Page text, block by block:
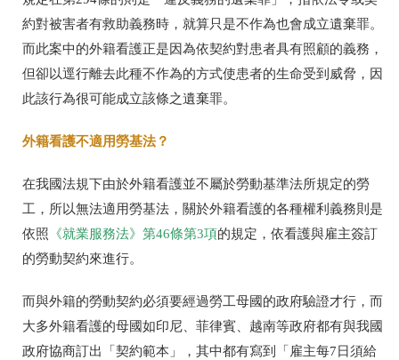
約對被害者有救助義務時，就算只是不作為也會成立遺棄罪。
而此案中的外籍看護正是因為依契約對患者具有照顧的義務，
但卻以逕行離去此種不作為的方式使患者的生命受到威脅，因
此該行為很可能成立該條之遺棄罪。
外籍看護不適用勞基法？
在我國法規下由於外籍看護並不屬於勞動基準法所規定的勞
工，所以無法適用勞基法，關於外籍看護的各種權利義務則是
依照 《就業服務法》第46條第3項的規定，依看護與雇主簽訂
的勞動契約來進行。
而與外籍的勞動契約必須要經過勞工母國的政府驗證才行，而
大多外籍看護的母國如印尼、菲律賓、越南等政府都有與我國
政府協商訂出「契約範本」，其中都有寫到「雇主每7 日須給